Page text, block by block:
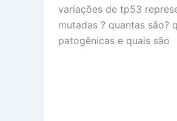
variações de tp53
mutadas ? quantas são?
patogênicas e quais são